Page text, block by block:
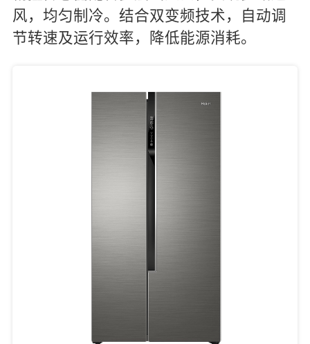
风，均匀制冷。结合双变频技术，自动调
节转速及运行效率，降低能源消耗。